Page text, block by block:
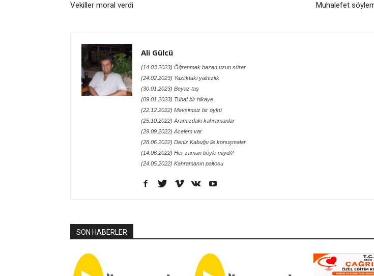
Vekiller moral verdi Muhalefet
Ali Gülcü
(14.03.2023) Öğrenmek bazen uzun sürer
(24.02.2023) Yazlıktaki yalnızlık
(30.01.2023) Beyaz taş
(09.01.2023) Tuhaf bir hikaye
(22.12.2022) Mevsimsiz bir öykü
(25.10.2022) Aramızdaki kahramanlar
(29.09.2022) Acelem var
(28.06.2022) Deniz Kabuğu ile konuşmalar
(14.06.2022) Her zaman böyle miydi?
(24.05.2022) Kahramanın paltosu
SON HABERLER